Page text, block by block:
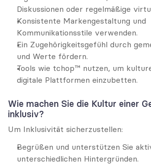
Diskussionen oder regelmäßige
Konsistente Markengestaltung und
Kommunikationsstile verwenden.
Ein Zugehörigkeitsgefühl durch
und Werte fördern.
Tools wie tchop™ nutzen, um
digitale Plattformen einzubetten.
Wie machen Sie die Kultur einer
inklusiv?
Um Inklusivität sicherzustellen:
Begrüßen und unterstützen Sie
unterschiedlichen Hintergründen.